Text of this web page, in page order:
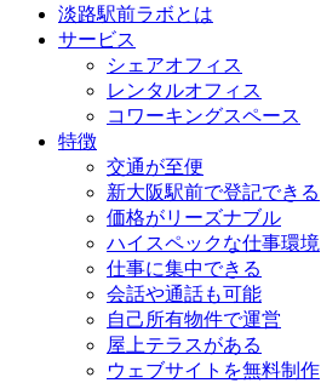
淡路駅前ラボとは
サービス
シェアオフィス
レンタルオフィス
コワーキングスペース
特徴
交通が至便
新大阪駅前で登記できる
価格がリーズナブル
ハイスペックな仕事環境
仕事に集中できる
会話や通話も可能
自己所有物件で運営
屋上テラスがある
ウェブサイトを無料制作